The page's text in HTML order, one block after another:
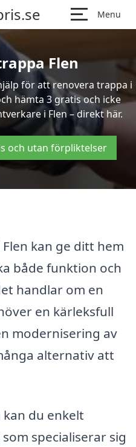
Menu
Flen
för att renovera trappa i
hämta 3 gratis och icke
i Flen – direkt här.
och utan förpliktelser
kan ge ditt hem
både funktion och
handlar om en
en kärleksfull
modernisering av
alternativ att
du enkelt
specialiserar sig